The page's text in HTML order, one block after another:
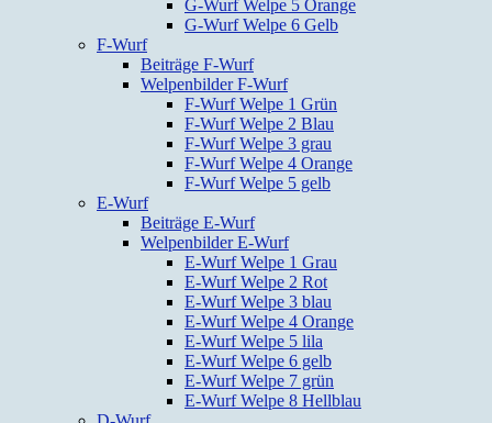
G-Wurf Welpe 5 Orange
G-Wurf Welpe 6 Gelb
F-Wurf
Beiträge F-Wurf
Welpenbilder F-Wurf
F-Wurf Welpe 1 Grün
F-Wurf Welpe 2 Blau
F-Wurf Welpe 3 grau
F-Wurf Welpe 4 Orange
F-Wurf Welpe 5 gelb
E-Wurf
Beiträge E-Wurf
Welpenbilder E-Wurf
E-Wurf Welpe 1 Grau
E-Wurf Welpe 2 Rot
E-Wurf Welpe 3 blau
E-Wurf Welpe 4 Orange
E-Wurf Welpe 5 lila
E-Wurf Welpe 6 gelb
E-Wurf Welpe 7 grün
E-Wurf Welpe 8 Hellblau